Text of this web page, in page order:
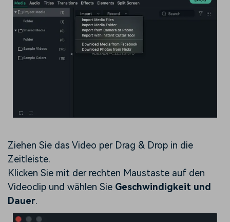
Ziehen Sie das Video per Drag & Drop in die
Zeitleiste.
Klicken Sie mit der rechten Maustaste auf den
Videoclip und wählen Sie Geschwindigkeit und
Dauer.